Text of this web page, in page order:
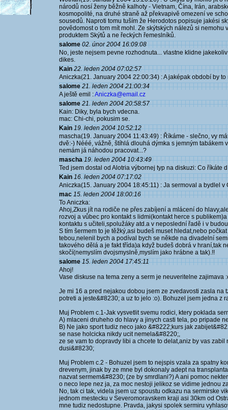
národů nosí ženy běžně kalhoty - Vietnam, Čína, Irán,
kosmopolité, na druhé straně až překvapivě omezení ve
sousedů. Naproti tomu tuším že Herodotos popisuje jakési
povědomost o tom mít mohl. Ze skýtských nálezů si
produktem Skýtů a ne řeckých řemeslníků.
salome 02. únor 2004 16:09:08
No, jeste nejsem pevne rozhodnuta... vlastne klidne
dikes.
Kain 22. leden 2004 07:02:57
Aniczka(21. January 2004 22:00:34) : A jaképak období by to
salome 21. leden 2004 21:00:34
A ještě emil :Aniczka@email.cz
salome 21. leden 2004 20:58:57
Kain: Diky, byla bych vdecna.
mac: Chi-chi, pokusim se.
Kain 19. leden 2004 10:52:12
mascha(19. January 2004 11:43:49) : Říkáme - slečno, vy
dvě:-) Nééé, vážně, štíhlá dlouhá dýmka s jemným tabákem
nemám já náhodou pracovat...?
mascha 19. leden 2004 10:43:49
Ted jsem dostal od Alotria výbornej typ na diskuzi: Co říkáte
Kain 16. leden 2004 07:17:02
Aniczka(15. January 2004 18:45:11) : Ja sermoval a bydlel
mac 15. leden 2004 18:00:16
To Aniczka:
Ahoj,Zkus jít na rodiče ne přes zabíjení a mlácení do
rozvoj a vůbec pro kontakt s lidmi(kontakt herce s
kontaktu s učiteli,spolužáky atd.a v neposlední řadě i v
S tím šermem to je těžký,asi budeš muset hledat,nebo
tebou,nelenil bych a podíval bych se někde na divadelní
takového dělá a je fakt třída)a když budeš dobrá v hraní,tak
skočí(nemyslím dvojsmyslně,myslím jako hrábne a tak).!!
salome 15. leden 2004 17:45:11
Ahoj!
Vase diskuse na tema zeny a serm je neuveritelne zajimava
Je mi 16 a pred nejakou dobou jsem ze zvedavosti zasla na
potreti a jeste&#8230; a uz to jelo :o). Bohuzel jsem jedna z
Muj Problem c.1-Jak vysvetlit svemu rodici, ktery poklada
A) mlaceni druheho do hlavy a jinych casti tela, po pripade
B) Ne jako sport tudiz neco jako &#8222;kurs jak
se nase holcicka nikdy ucit nemela&#8220;,
ze se vam to dopravdy libi a chcete to delat,aniz by vas
dusi&#8230;
Muj Problem c.2 - Bohuzel jsem to nejspis vzala za spatny
drevenym, jinak by ze mne byl dokonaly adept na
nazvat sermem&#8230; (ze by smrdlani?) A ani pomoc
o neco lepe nez ja, za moc nestoji jelikoz se vidime jednou
No, tak ci tak, videla jsem uz spoustu odkazu na sermirske
jednom mestecku v Severomoravskem kraji asi 30km od
mne tudiz nedostupne. Pravda, jakysi spolek sermiru